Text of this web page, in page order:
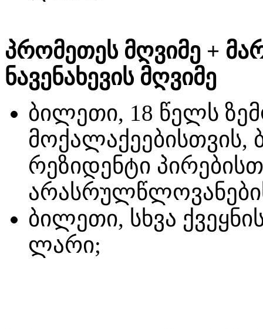
პრომეთეს მღვიმე +
ნავენახევის მღვიმე
ბილეთი, 18 წელს
მოქალაქეებისთვის,
რეზიდენტი
ბილეთი, სხვა
ლარი;